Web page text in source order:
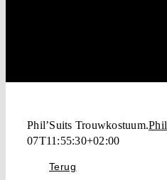
Phil’Suits Trouwkostuum.Phil
07T11:55:30+02:00
Terug